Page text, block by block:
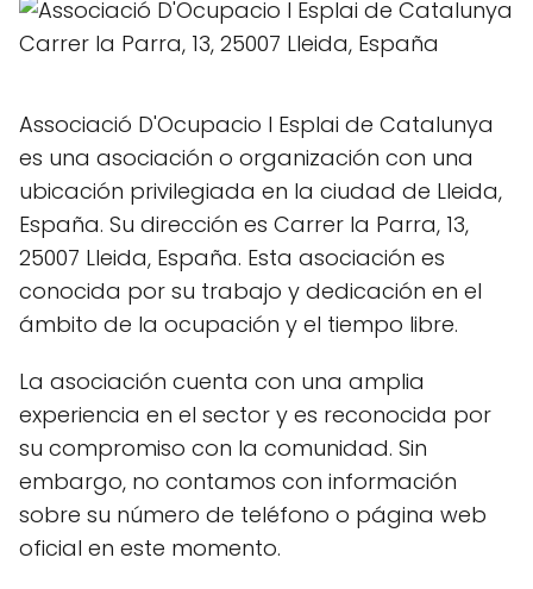
Associació D'Ocupacio I Esplai de Catalunya
es una asociación o organización con una
ubicación privilegiada en la ciudad de Lleida,
España. Su dirección es Carrer la Parra, 13,
25007 Lleida, España. Esta asociación es
conocida por su trabajo y dedicación en el
ámbito de la ocupación y el tiempo libre.
La asociación cuenta con una amplia
experiencia en el sector y es reconocida por
su compromiso con la comunidad. Sin
embargo, no contamos con información
sobre su número de teléfono o página web
oficial en este momento.